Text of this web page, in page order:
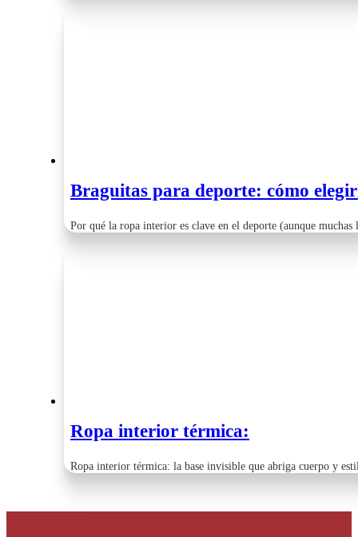
Braguitas para deporte: cómo
Por qué la ropa interior es clave en el deporte (aunque
Ropa interior térmica:
Ropa interior térmica: la base invisible que abriga cuerpo y